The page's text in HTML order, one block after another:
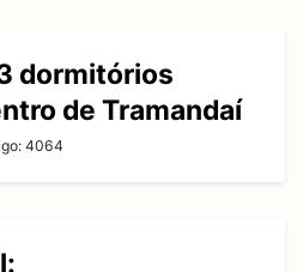
dormitórios
de Tramandaí
4064